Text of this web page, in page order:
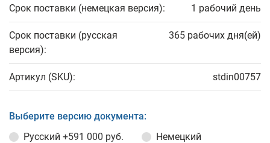
Срок поставки (немецкая версия): 1 рабочий день
Срок поставки (русская
версия):
365 рабочих дня(ей)
Артикул (SKU): stdin00757
Выберите версию документа:
Русский +591 000 руб. Немецкий